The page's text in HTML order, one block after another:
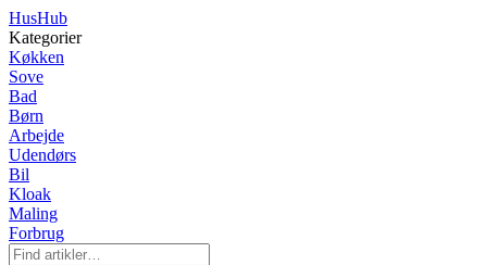
HusHub
Kategorier
Køkken
Sove
Bad
Børn
Arbejde
Udendørs
Bil
Kloak
Maling
Forbrug